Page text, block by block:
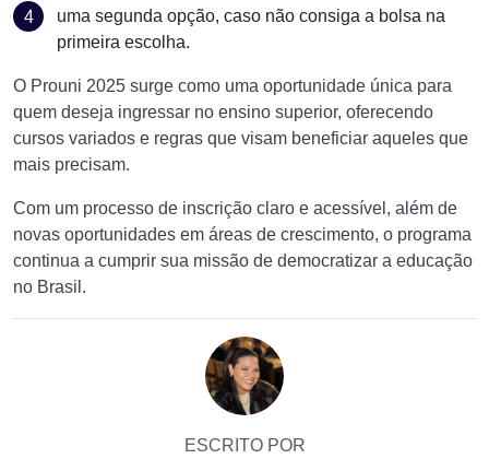
uma segunda opção, caso não consiga a bolsa na
primeira escolha.
O Prouni 2025 surge como uma oportunidade única para
quem deseja ingressar no ensino superior, oferecendo
cursos variados e regras que visam beneficiar aqueles que
mais precisam.
Com um processo de inscrição claro e acessível, além de
novas oportunidades em áreas de crescimento, o programa
continua a cumprir sua missão de democratizar a educação
no Brasil.
ESCRITO POR